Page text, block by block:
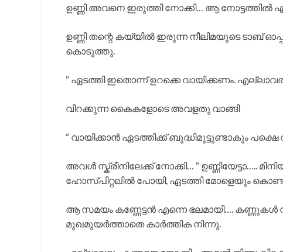
ഉണ്ണി അവനെ ഇരുത്തി നോക്കി… ആ നോട്ടത്തിൽ
ഉണ്ണി തന്റെ കയ്യിൽ ഇരുന്ന നീലിമയുടെ ടാബ്
കൊടുത്തു.
” ഏടത്തി ഇതൊന്ന് ഉറക്കെ വായിക്കണം.
വിറക്കുന്ന കൈകളോടെ അവളതു വാങ്ങി
” വായിക്കാൻ ഏടത്തിക്ക് ബുദ്ധിമുട്ടുണ്ടാകും പക്ഷെ
അവൾ സ്ക്രീനിലേക്ക് നോക്കി… ” ഉണ്ണിയേട്ടാ…..
ഹോസ്പിറ്റലിൽ പോയി, ഏടത്തി മോളെയും
ആ സമയം കണ്ണേട്ടൻ എന്നെ ഭലമായി…. കണ്ണുകൾ
മുഖമുയർത്താതെ കാർത്തിക നിന്നു.